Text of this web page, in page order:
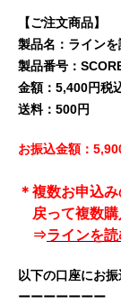
【ご注文商品】
製品名：ライン
製品番号：
金額：5,400円税
送料：500円
お振込金額：
＊複数お申込
戻って複数購
⇒ラインを
以下の口座にお振
ーーーーーーー